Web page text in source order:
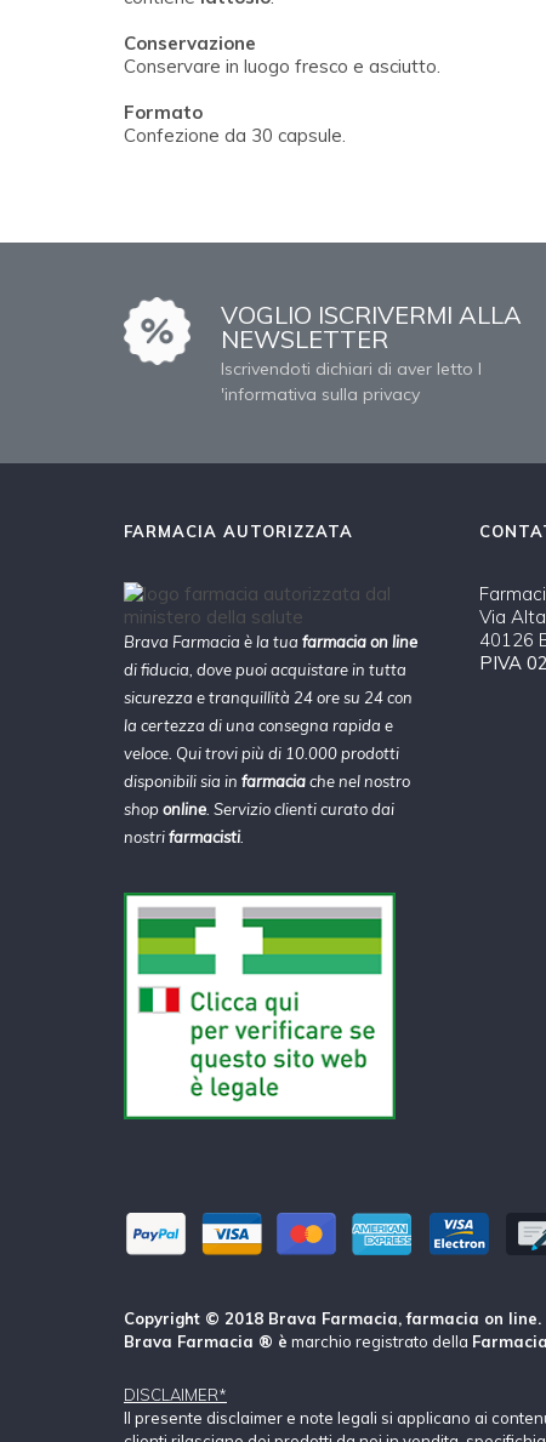
Conservazione
Conservare in luogo fresco e asciutto.
Formato
Confezione da 30 capsule.
VOGLIO ISCRIVERMI ALLA
NEWSLETTER
Iscrivendoti dichiari di aver letto l
'informativa sulla privacy
FARMACIA AUTORIZZATA
Brava Farmacia è la tua farmacia on line
di fiducia, dove puoi acquistare in tutta
sicurezza e tranquillità 24 ore su 24 con
la certezza di una consegna rapida e
veloce. Qui trovi più di 10.000 prodotti
disponibili sia in farmaciache nel nostro
shoponline . Servizio clienti curato dai
nostrifarmacisti
Via
40126
PIVA
Copyright © 2018 Brava Farmacia, farmacia on
Brava Farmacia ® è marchio registrato della
DISCLAIMER*
Il presente disclaimer e note legali si applicano ai